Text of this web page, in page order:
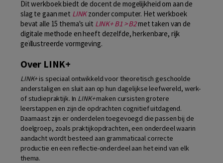
Dit werkboek biedt de docent de mogelijkheid om aan de
slag te gaan met LINKzonder computer. Het werkboek
bevat alle 15 thema's uit LINK+ B1 > B2met taken van de
digitale methode en heeft dezelfde, herkenbare, rijk
geïllustreerde vormgeving.
Over LINK+
LINK+is speciaal ontwikkeld voor theoretisch geschoolde
anderstaligen en sluit aan op hun dagelijkse leefwereld, werk-
of studiepraktijk. In LINK+maken cursisten grotere
leerstappen en zijn de opdrachten cognitief uitdagend.
Daarnaast zijn er onderdelen toegevoegd die passen bij de
doelgroep, zoals praktijkopdrachten, een onderdeel waarin
aandacht wordt besteed aan grammaticaal correcte
productie en een reflectie-onderdeel aan het eind van elk
thema.